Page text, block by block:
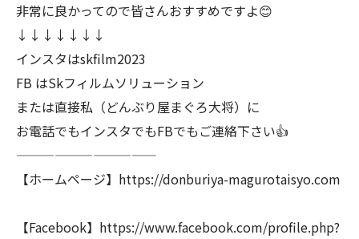
非常に良かってので皆さんおすすめですよ😊
↓↓↓↓↓↓↓
インスタはskfilm2023
FB はSkフィルムソリューション
または直接私（どんぶり屋まぐろ大将）に
お電話でもインスタでもFBでもご連絡下さい👍
———————————
【ホームページ】https://donburiya-magurotaisyo.com
【Facebook】https://www.facebook.com/profile.php?